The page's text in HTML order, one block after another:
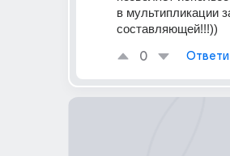
в мультипликации
составляющей!!!))
0